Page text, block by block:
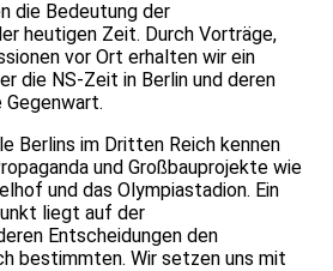
die Bedeutung der
heutigen Zeit. Durch Vorträge,
vor Ort erhalten wir ein
die NS-Zeit in Berlin und deren
Gegenwart.
Berlins im Dritten Reich kennen
und Großbauprojekte wie
und das Olympiastadion. Ein
liegt auf der
Entscheidungen den
bestimmten. Wir setzen uns mit